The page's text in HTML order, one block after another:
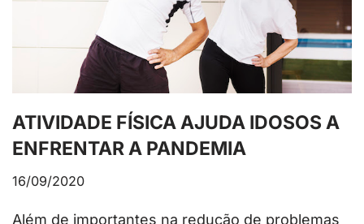
ATIVIDADE FÍSICA AJUDA IDOSOS A
ENFRENTAR A PANDEMIA
16/09/2020
Além de importantes na redução de problemas